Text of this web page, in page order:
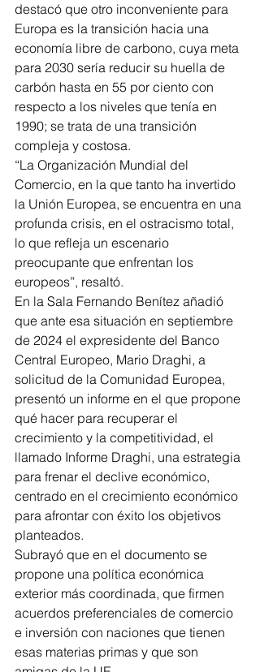
destacó que otro inconveniente para
Europa es la transición hacia una
economía libre de carbono, cuya meta
para 2030 sería reducir su huella de
carbón hasta en 55 por ciento con
respecto a los niveles que tenía en
1990; se trata de una transición
compleja y costosa.
“La Organización Mundial del
Comercio, en la que tanto ha invertido
la Unión Europea, se encuentra en una
profunda crisis, en el ostracismo total,
lo que refleja un escenario
preocupante que enfrentan los
europeos”, resaltó.
En la Sala Fernando Benítez añadió
que ante esa situación en septiembre
de 2024 el expresidente del Banco
Central Europeo, Mario Draghi, a
solicitud de la Comunidad Europea,
presentó un informe en el que propone
qué hacer para recuperar el
crecimiento y la competitividad, el
llamado Informe Draghi, una estrategia
para frenar el declive económico,
centrado en el crecimiento económico
para afrontar con éxito los objetivos
planteados.
Subrayó que en el documento se
propone una política económica
exterior más coordinada, que firmen
acuerdos preferenciales de comercio
e inversión con naciones que tienen
esas materias primas y que son